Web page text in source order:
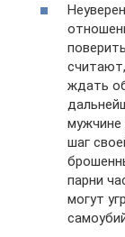
ждать
мужчине
шаг
парни
могут